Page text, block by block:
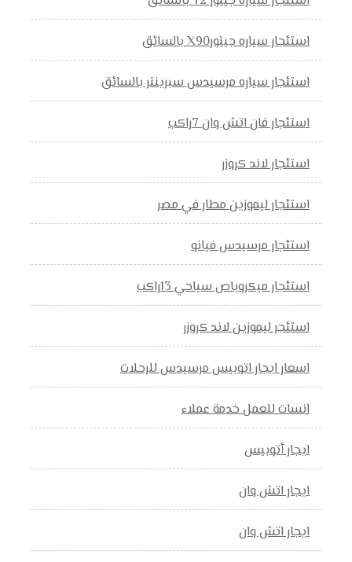
استئجار سياره جيتورX90 بالسائق
استئجار سياره مرسيدس سبرينتر بالسائق
استئجار فان اتش وان 7راكب
استئجار لاند كروزر
استئجار ليموزين مطار في مصر
استئجار مرسيدس فيانو
استئجار ميكروباص سياحي 13راكب
استئجر ليموزين لاند كروزر
اسعار ايجار اتوبيس مرسيدس للرحلات
انسات للعمل خدمة عملاء
ايجار أتوبيس
ايجار اتش وان
ايجار اتش وان